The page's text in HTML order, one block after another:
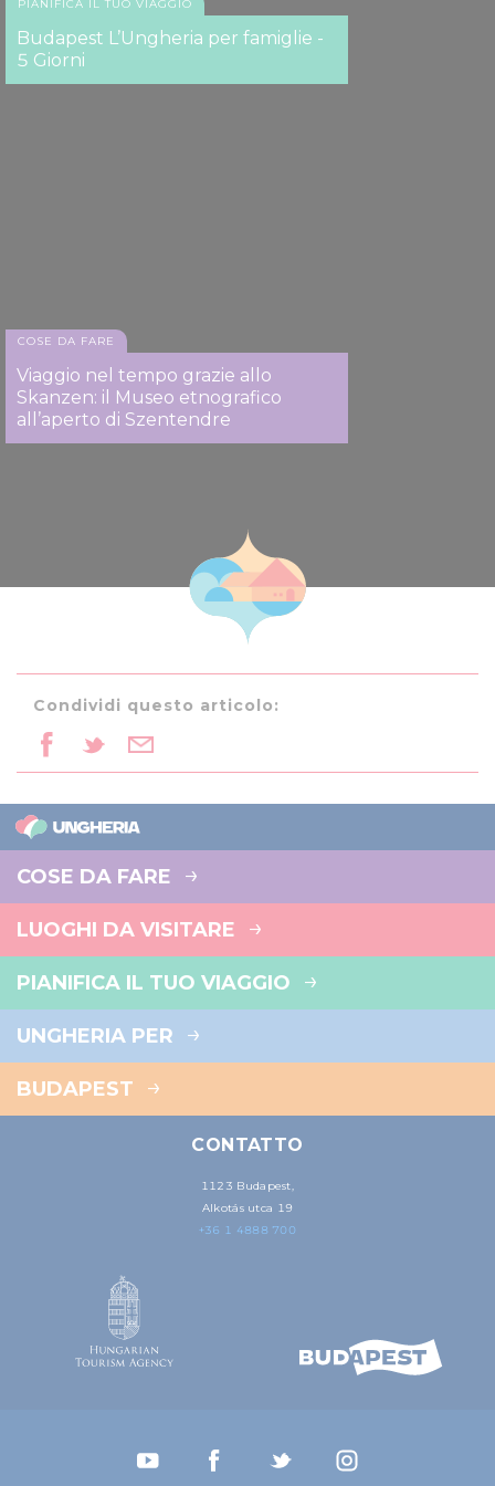
PIANIFICA IL TUO VIAGGIO
Budapest L’Ungheria per famiglie -
5 Giorni
COSE DA FARE
Viaggio nel tempo grazie allo
Skanzen: il Museo etnografico
all’aperto di Szentendre
Condividi questo articolo:
COSE DA FARE
LUOGHI DA VISITARE
PIANIFICA IL TUO VIAGGIO
UNGHERIA PER
BUDAPEST
CONTATTO
1123 Budapest,
Alkotás utca 19
+36 1 4888 700